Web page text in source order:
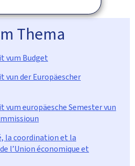
Thema
vum Budget
vun der Europäescher
vum europäesche Semester vun
la coordination et la
l’Union économique et